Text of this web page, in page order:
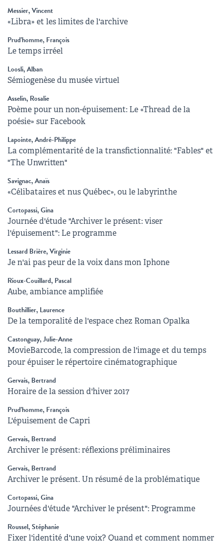
Messier, Vincent
«Libra» et les limites de l'archive
Prud'homme, François
Le temps irréel
Loosli, Alban
Sémiogenèse du musée virtuel
Asselin, Rosalie
Poème pour un non-épuisement: Le «Thread de la
poésie» sur Facebook
Lapointe, André-Philippe
La complémentarité de la transfictionnalité: "Fables" et
"The Unwritten"
Savignac, Anaïs
«Célibataires et nus Québec», ou le labyrinthe
Cortopassi, Gina
Journée d'étude "Archiver le présent: viser
l'épuisement": Le programme
Lessard Brière, Virginie
Je n'ai pas peur de la voix dans mon Iphone
Rioux-Couillard, Pascal
Aube, ambiance amplifiée
Bouthillier, Laurence
De la temporalité de l'espace chez Roman Opalka
Castonguay, Julie-Anne
MovieBarcode, la compression de l'image et du temps
pour épuiser le répertoire cinématographique
Gervais, Bertrand
Horaire de la session d'hiver 2017
Prud'homme, François
L'épuisement de Capri
Gervais, Bertrand
Archiver le présent: réflexions préliminaires
Gervais, Bertrand
Archiver le présent. Un résumé de la problématique
Cortopassi, Gina
Journées d'étude "Archiver le présent": Programme
Roussel, Stéphanie
Fixer l'identité d'une voix? Quand et comment nommer